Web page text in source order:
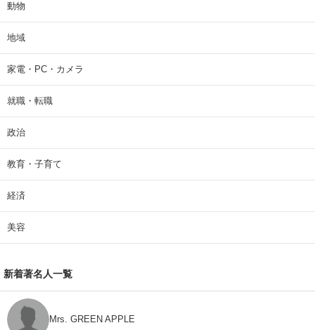
動物
地域
家電・PC・カメラ
就職・転職
政治
教育・子育て
経済
美容
新着著名人一覧
Mrs. GREEN APPLE